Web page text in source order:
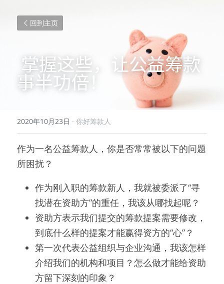
回到主页
事半功倍！
2020年10月23日 · 你好筹款人
作为一名公益筹款人，你是否常常被以下的问题
所困扰？
作为刚入职的筹款新人，我就被委派了“寻
找潜在资助方”的重任，我该从哪找起呢？
资助方表示我们提交的筹款提案需要修改，
到底什么样的提案才能赢得资方的“心”？
第一次代表公益组织与企业沟通，我该怎样
介绍我们的机构和项目？怎么做才能给资助
方留下深刻的印象？